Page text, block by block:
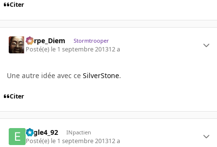
Citer
Carpe_Diem Stormtrooper
Posté(e) le 1 septembre 201312 a
Une autre idée avec ce SilverStone.
Citer
Eagle4_92 INpactien
Posté(e) le 1 septembre 201312 a